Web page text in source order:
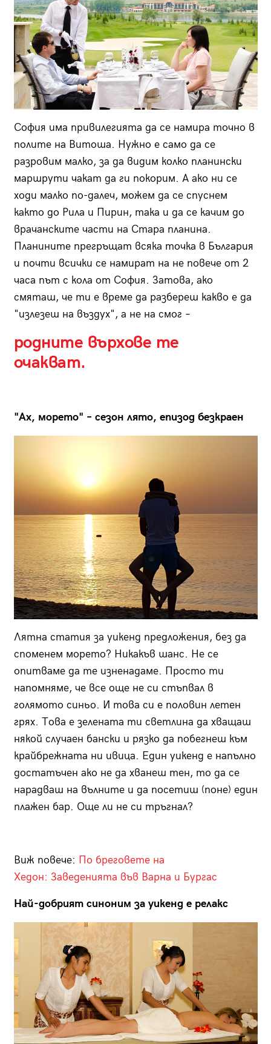
София има привилегията да се намира точно в
полите на Витоша. Нужно е само да се
разровим малко, за да видим колко планински
маршрути чакат да ги покорим. А ако ни се
ходи малко по-далеч, можем да се спуснем
както до Рила и Пирин, така и да се качим до
врачанските части на Стара планина.
Планините прегръщат всяка точка в България
и почти всички се намират на не повече от 2
часа път с кола от София. Затова, ако
смяташ, че ти е време да разбереш какво е да
"излезеш на въздух", а не на смог –
родните върхове те
очакват.
"Ах, морето" – сезон лято, епизод безкраен
Лятна статия за уикенд предложения, без да
споменем морето? Никакъв шанс. Не се
опитваме да те изненадаме. Просто ти
напомняме, че все още не си стъпвал в
голямото синьо. И това си е половин летен
грях. Това е зелената ти светлина да хващаш
някой случаен бански и рязко да побегнеш към
крайбрежната ни ивица. Един уикенд е напълно
достатъчен ако не да хванеш тен, то да се
нарадваш на вълните и да посетиш (поне) един
плажен бар. Още ли не си тръгнал?
Виж повече: По бреговете на
Хедон: Заведенията във Варна и Бургас
Най-добрият синоним за уикенд е релакс